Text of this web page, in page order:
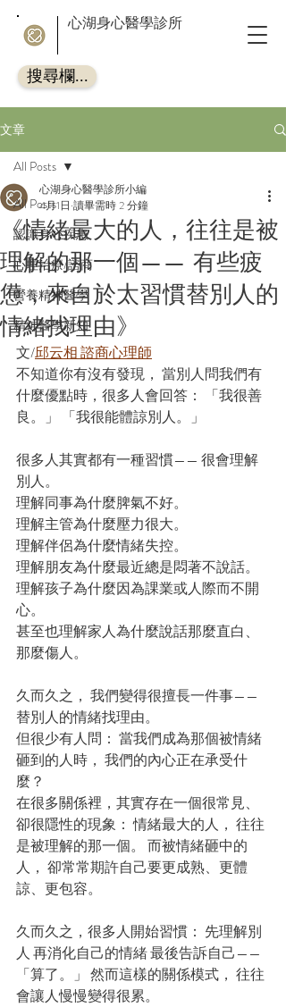
心湖身心醫學診所
搜尋欄...
文章
All Posts
認識身心疾患
心理治療/諮商
營養精神醫學
精神醫學新知
All Posts
《情緒最大的人，往往是被
理解的那一個—— 有些疲
憊，來自於太習慣替別人的
情緒找理由》
心湖身心醫學診所小編
4月1日 讀畢需時 2 分鐘
文/邱云相 諮商心理師
不知道你有沒有發現， 當別人問我們有
什麼優點時，很多人會回答： 「我很善
良。」 「我很能體諒別人。」
很多人其實都有一種習慣—— 很會理解
別人。
理解同事為什麼脾氣不好。
理解主管為什麼壓力很大。
理解伴侶為什麼情緒失控。
理解朋友為什麼最近總是悶著不說話。
理解孩子為什麼因為課業或人際而不開
心。
甚至也理解家人為什麼說話那麼直白、
那麼傷人。
久而久之， 我們變得很擅長一件事——
替別人的情緒找理由。
但很少有人問： 當我們成為那個被情緒
砸到的人時， 我們的內心正在承受什
麼？
在很多關係裡，其實存在一個很常見、
卻很隱性的現象： 情緒最大的人， 往往
是被理解的那一個。 而被情緒砸中的
人， 卻常常期許自己要更成熟、更體
諒、更包容。
久而久之，很多人開始習慣： 先理解別
人 再消化自己的情緒 最後告訴自己——
「算了。」 然而這樣的關係模式， 往往
會讓人慢慢變得很累。